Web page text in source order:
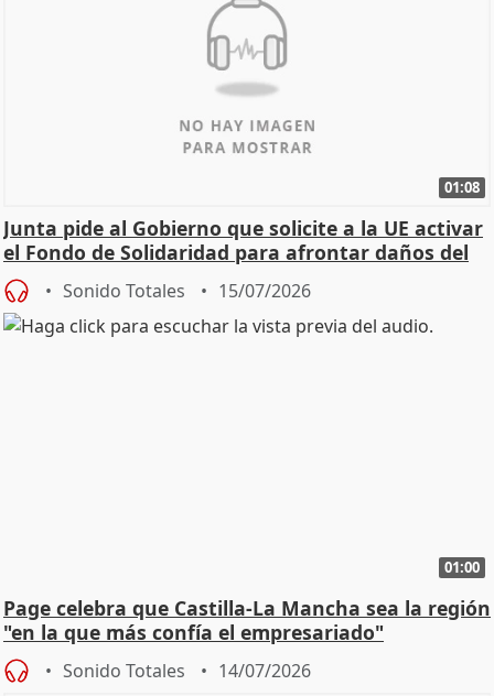
01:08
Junta pide al Gobierno que solicite a la UE activar
el Fondo de Solidaridad para afrontar daños del
Sonido Totales 15/07/2026
01:00
Page celebra que Castilla-La Mancha sea la región
"en la que más confía el empresariado"
Sonido Totales 14/07/2026